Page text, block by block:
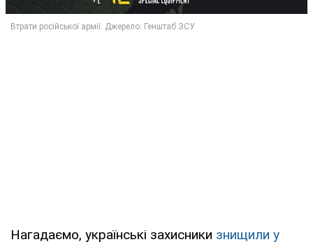
Нагадаємо, українські захисники знищили у